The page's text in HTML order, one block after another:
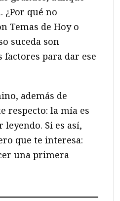
¿Por qué no
Temas de Hoy o
suceda son
para dar ese
además de
respecto: la mía es
Si es así,
que te interesa:
una primera